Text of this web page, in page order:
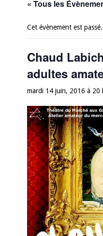
« Tous les
Cet évènement est passé.
Chaud
adultes
mardi 14 juin, 2016 à 20